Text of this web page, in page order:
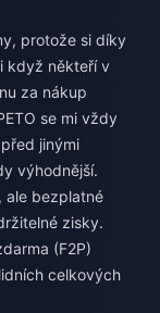
protože si díky
když někteří v
za nákup
se mi vždy
jinými
výhodnější.
ale bezplatné
zisky.
(F2P)
celkových